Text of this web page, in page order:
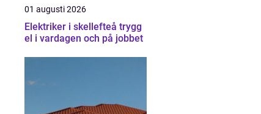
01 augusti 2026
Elektriker i skellefteå trygg
el i vardagen och på jobbet